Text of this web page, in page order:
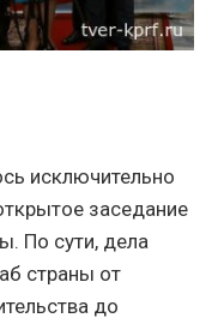
исключительно
заседание
По сути, дела
страны от
до